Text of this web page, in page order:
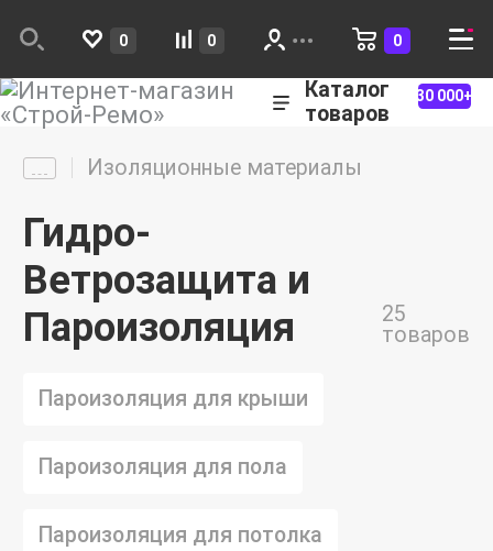
0 0 0
Каталог
товаров
30 000+
Изоляционные материалы
Гидро-
Ветрозащита и
Пароизоляция
25
товаров
Пароизоляция для крыши
Пароизоляция для пола
Пароизоляция для потолка